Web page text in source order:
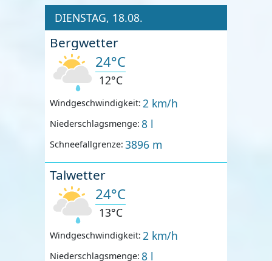
DIENSTAG, 18.08.
Bergwetter
24°C
12°C
Windgeschwindigkeit: 2 km/h
Niederschlagsmenge: 8 l
Schneefallgrenze: 3896 m
Talwetter
24°C
13°C
Windgeschwindigkeit: 2 km/h
Niederschlagsmenge: 8 l